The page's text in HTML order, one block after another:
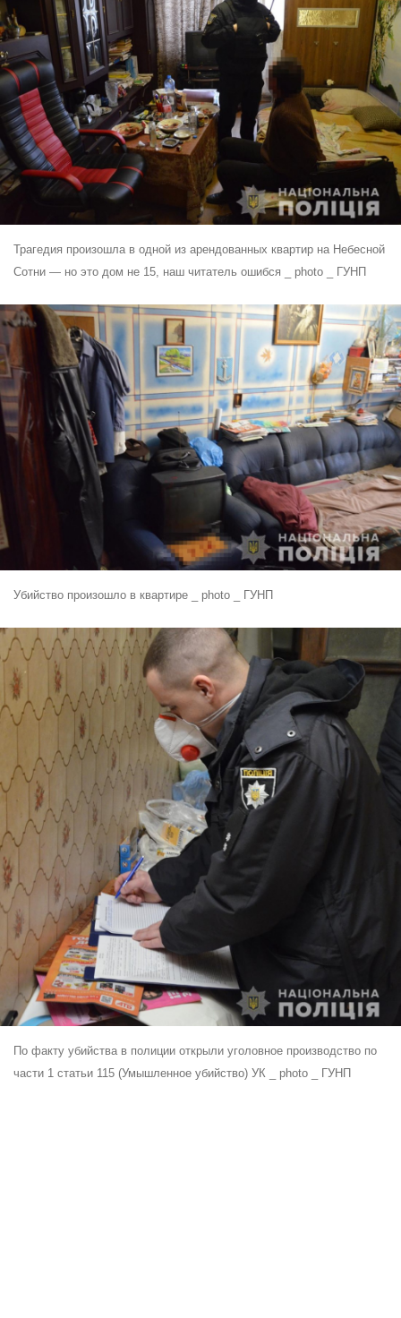
Трагедия произошла в одной из арендованных квартир на Небесной
Сотни — но это дом не 15, наш читатель ошибся _ photo _ ГУНП
Убийство произошло в квартире _ photo _ ГУНП
По факту убийства в полиции открыли уголовное производство по
части 1 статьи 115 (Умышленное убийство) УК _ photo _ ГУНП